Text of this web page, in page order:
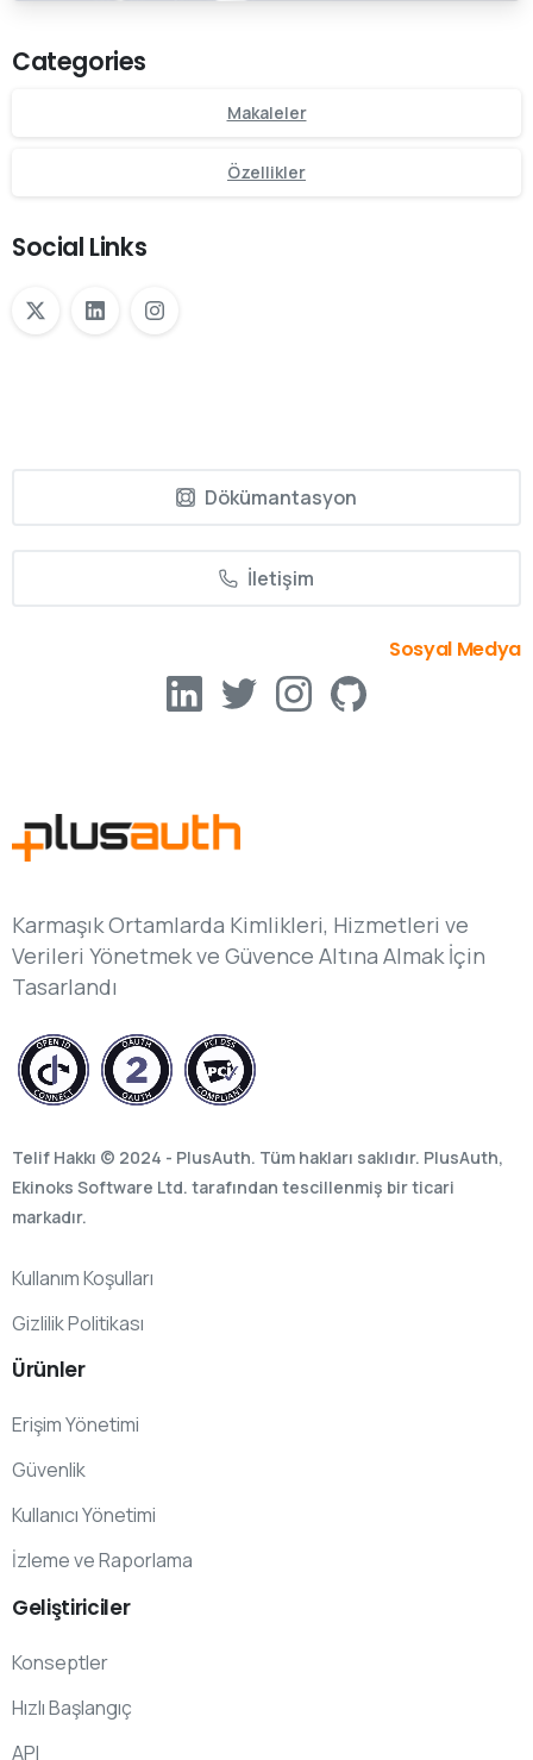
Categories
Makaleler
Özellikler
Social Links
Dökümantasyon
İletişim
Sosyal Medya
Karmaşık Ortamlarda Kimlikleri, Hizmetleri ve
Verileri Yönetmek ve Güvence Altına Almak İçin
Tasarlandı
Telif Hakkı © 2024 - PlusAuth. Tüm hakları saklıdır. PlusAuth,
Ekinoks Software Ltd. tarafından tescillenmiş bir ticari
markadır.
Kullanım Koşulları
Gizlilik Politikası
Ürünler
Erişim Yönetimi
Güvenlik
Kullanıcı Yönetimi
İzleme ve Raporlama
Geliştiriciler
Konseptler
Hızlı Başlangıç
API